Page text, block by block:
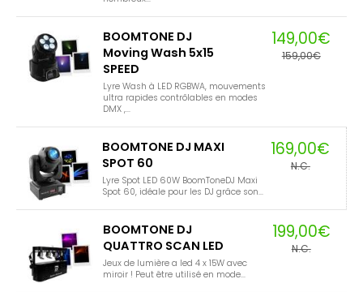
BOOMTONE DJ
Moving Wash 5x15
SPEED
Lyre Wash à LED RGBWA, mouvements
ultra rapides contrôlables en modes
DMX ,...
149,00€
159,00€
BOOMTONE DJ MAXI
SPOT 60
Lyre Spot LED 60W BoomToneDJ Maxi
Spot 60, idéale pour les DJ grâce son...
169,00€
N.C.
BOOMTONE DJ
QUATTRO SCAN LED
Jeux de lumière a led 4 x 15W avec
miroir ! Peut être utilisé en mode...
199,00€
N.C.